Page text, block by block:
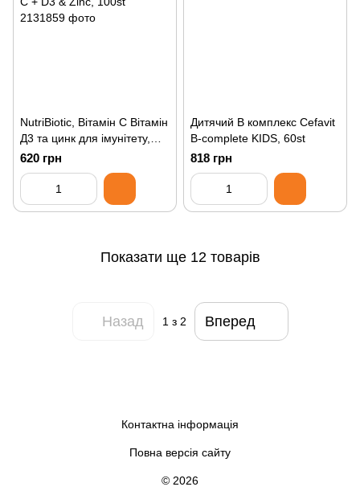
NutriBiotic, Вітамін C Вітамін
Д3 та цинк для імунітету,
Immunity, Vitamin C + D3 &
Zinc, 100st
620 грн
Дитячий В комплекс Cefavit
B-complete KIDS, 60st
818 грн
Показати ще 12 товарів
Назад 1 з 2 Вперед
Контактна інформація
Повна версія сайту
© 2026